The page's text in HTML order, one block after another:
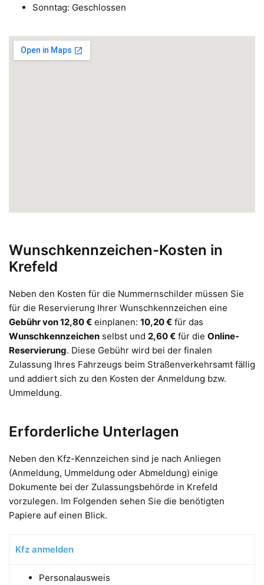
Sonntag: Geschlossen
Wunschkennzeichen-Kosten in
Krefeld
Neben den Kosten für die Nummernschilder müssen Sie
für die Reservierung Ihrer Wunschkennzeichen eine
Gebühr von 12,80 € einplanen: 10,20 € für das
Wunschkennzeichen selbst und 2,60 € für die Online-
Reservierung. Diese Gebühr wird bei der finalen
Zulassung Ihres Fahrzeugs beim Straßenverkehrsamt fällig
und addiert sich zu den Kosten der Anmeldung bzw.
Ummeldung.
Erforderliche Unterlagen
Neben den Kfz-Kennzeichen sind je nach Anliegen
(Anmeldung, Ummeldung oder Abmeldung) einige
Dokumente bei der Zulassungsbehörde in Krefeld
vorzulegen. Im Folgenden sehen Sie die benötigten
Papiere auf einen Blick.
Kfz anmelden
Personalausweis